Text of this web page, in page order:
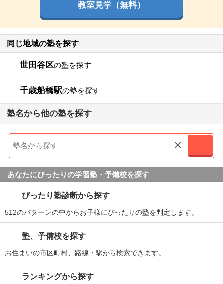
教室見学（無料）
同じ地域の塾を探す
世田谷区の塾を探す
千歳船橋駅の塾を探す
塾名から他の塾を探す
×
あなたにぴったりの学習塾・予備校を探す
ぴったり塾診断から探す
512のパターンの中からお子様にぴったりの塾を判定します。
塾、予備校を探す
お住まいの市区町村、路線・駅から検索できます。
ランキングから探す